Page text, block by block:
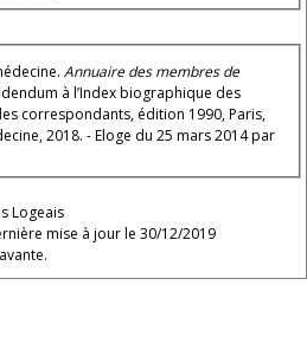
Annuaire des membres de
à l’Index biographique des
correspondants, édition 1990, Paris,
2018. - Eloge du 25 mars 2014 par
Logeais
mise à jour le 30/12/2019